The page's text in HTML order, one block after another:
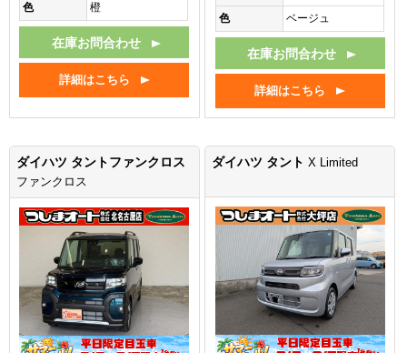
色
橙
在庫お問合わせ
詳細はこちら
色
ベージュ
在庫お問合わせ
詳細はこちら
ダイハツ タントファンクロス
ファンクロス
ダイハツ タントX Limited